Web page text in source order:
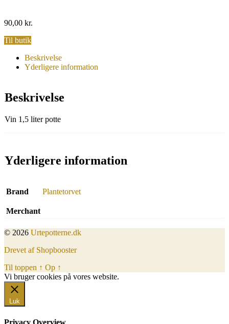
90,00 kr.
Til butik
Beskrivelse
Yderligere information
Beskrivelse
Vin 1,5 liter potte
Yderligere information
Brand Plantetorvet
Merchant
© 2026 Urtepotterne.dk
Drevet af Shopbooster
Til toppen ↑ Op ↑
Vi bruger cookies på vores website.
Luk
Privacy Overview